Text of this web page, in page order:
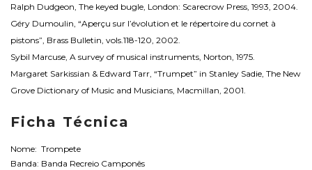
Ralph Dudgeon, The keyed bugle, London: Scarecrow Press, 1993, 2004.
Géry Dumoulin, “Aperçu sur l’évolution et le répertoire du cornet à
pistons”, Brass Bulletin, vols.118-120, 2002.
Sybil Marcuse, A survey of musical instruments, Norton, 1975.
Margaret Sarkissian & Edward Tarr, “Trumpet” in Stanley Sadie, The New
Grove Dictionary of Music and Musicians, Macmillan, 2001.
Ficha Técnica
Nome: Trompete
Banda: Banda Recreio Camponês